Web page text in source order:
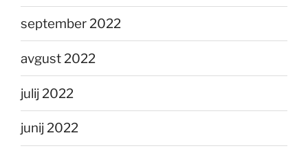
september 2022
avgust 2022
julij 2022
junij 2022